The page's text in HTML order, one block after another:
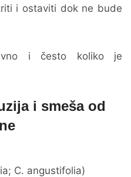
i ostaviti dok ne bude
i često koliko je
i smeša od
C. angustifolia)